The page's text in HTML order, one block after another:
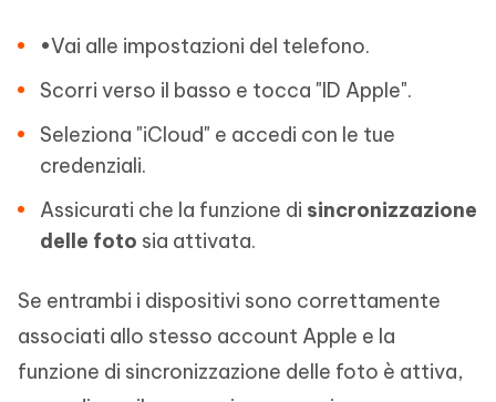
•Vai alle impostazioni del telefono.
Scorri verso il basso e tocca "ID Apple".
Seleziona "iCloud" e accedi con le tue
credenziali.
Assicurati che la funzione di sincronizzazione
delle foto sia attivata.
Se entrambi i dispositivi sono correttamente
associati allo stesso account Apple e la
funzione di sincronizzazione delle foto è attiva,